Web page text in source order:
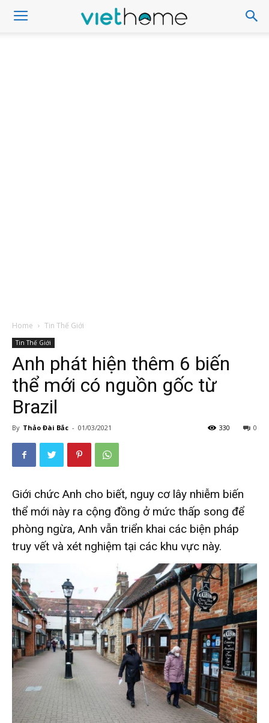
Home Tin Thế Giới
Tin Thế Giới
Anh phát hiện thêm 6 biến
thể mới có nguồn gốc từ
Brazil
By Thảo Đài Bắc - 01/03/2021 0
330
Giới chức Anh cho biết, nguy cơ lây nhiễm biến
thể mới này ra cộng đồng ở mức thấp song để
phòng ngừa, Anh vẫn triển khai các biện pháp
truy vết và xét nghiệm tại các khu vực này.